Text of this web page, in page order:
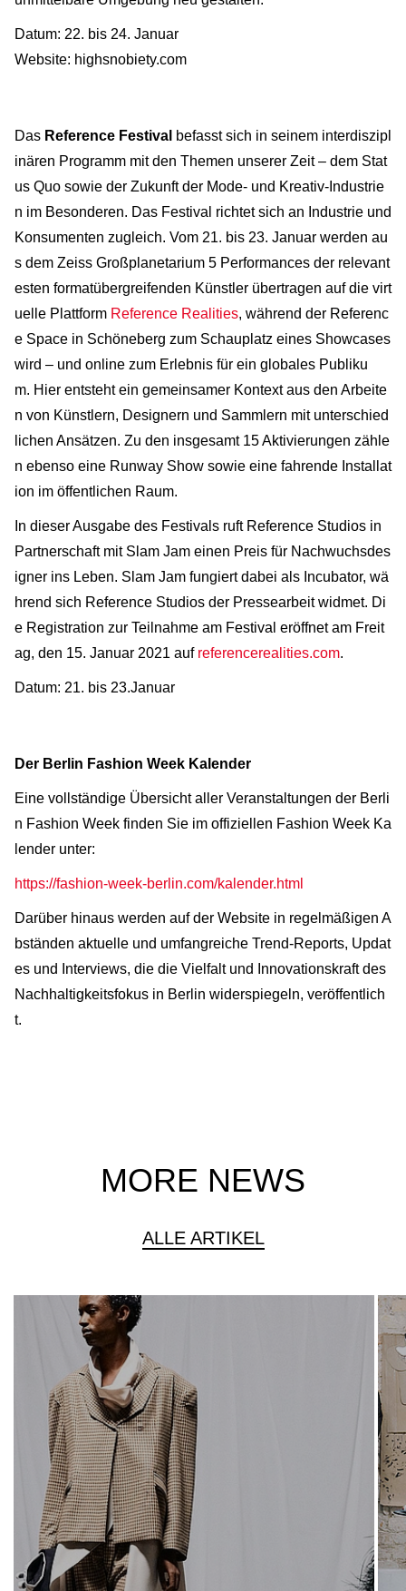
Datum: 22. bis 24. Januar
Website: highsnobiety.com
Das Reference Festival befasst sich in seinem interdiszipl
inären Programm mit den Themen unserer Zeit – dem Stat
us Quo sowie der Zukunft der Mode- und Kreativ-Industrie
n im Besonderen. Das Festival richtet sich an Industrie und
Konsumenten zugleich. Vom 21. bis 23. Januar werden au
s dem Zeiss Großplanetarium 5 Performances der relevant
esten formatübergreifenden Künstler übertragen auf die virt
uelle Plattform Reference Realities, während der Referenc
e Space in Schöneberg zum Schauplatz eines Showcases
wird – und online zum Erlebnis für ein globales Publiku
m. Hier entsteht ein gemeinsamer Kontext aus den Arbeite
n von Künstlern, Designern und Sammlern mit unterschied
lichen Ansätzen. Zu den insgesamt 15 Aktivierungen zähle
n ebenso eine Runway Show sowie eine fahrende Installat
ion im öffentlichen Raum.
In dieser Ausgabe des Festivals ruft Reference Studios in
Partnerschaft mit Slam Jam einen Preis für Nachwuchsdes
igner ins Leben. Slam Jam fungiert dabei als Incubator, wä
hrend sich Reference Studios der Pressearbeit widmet. Di
e Registration zur Teilnahme am Festival eröffnet am Freit
ag, den 15. Januar 2021 auf referencerealities.com.
Datum: 21. bis 23.Januar
Der Berlin Fashion Week Kalender
Eine vollständige Übersicht aller Veranstaltungen der Berli
n Fashion Week finden Sie im offiziellen Fashion Week Ka
lender unter:
https://fashion-week-berlin.com/kalender.html
Darüber hinaus werden auf der Website in regelmäßigen A
bständen aktuelle und umfangreiche Trend-Reports, Updat
es und Interviews, die die Vielfalt und Innovationskraft des
Nachhaltigkeitsfokus in Berlin widerspiegeln, veröffentlich
t.
MORE NEWS
ALLE ARTIKEL